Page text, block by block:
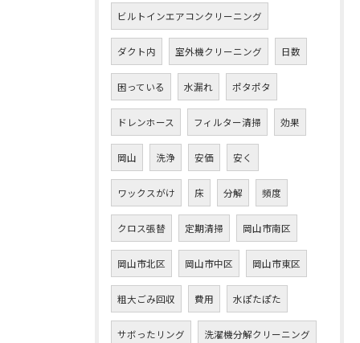
ビルトインエアコンクリーニング
ダクト内 室外機クリーニング 日数
困っている 水漏れ ポタポタ
ドレンホース フィルター清掃 効果
岡山 洗浄 安価 安く
ワックスがけ 床 分解 頻度
クロス張替 定期清掃 岡山市南区
岡山市北区 岡山市中区 岡山市東区
粗大ごみ回収 費用 水ぽたぽた
サボったリング 洗濯機分解クリーニング